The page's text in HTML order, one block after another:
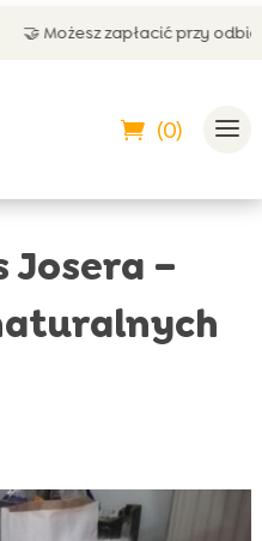
przy odbiorze
(0)
Josera –